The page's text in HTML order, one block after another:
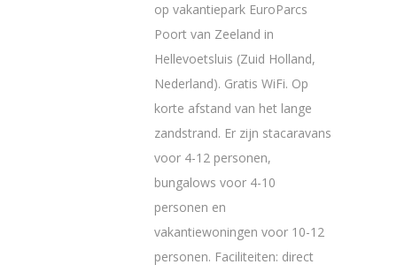
op vakantiepark EuroParcs
Poort van Zeeland in
Hellevoetsluis (Zuid Holland,
Nederland). Gratis WiFi. Op
korte afstand van het lange
zandstrand. Er zijn stacaravans
voor 4-12 personen,
bungalows voor 4-10
personen en
vakantiewoningen voor 10-12
personen. Faciliteiten: direct